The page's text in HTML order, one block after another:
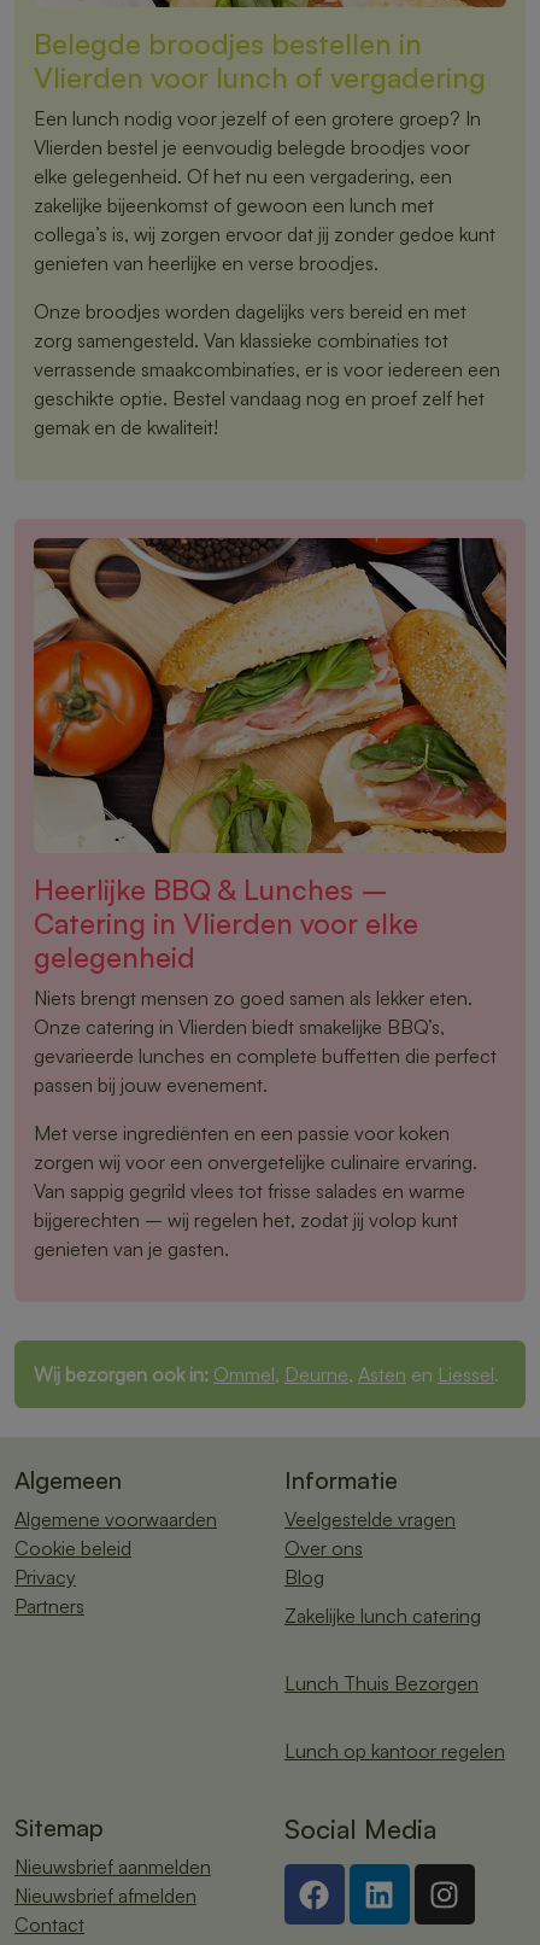
Belegde broodjes bestellen in
Vlierden voor lunch of vergadering
Een lunch nodig voor jezelf of een grotere groep? In
Vlierden bestel je eenvoudig belegde broodjes voor
elke gelegenheid. Of het nu een vergadering, een
zakelijke bijeenkomst of gewoon een lunch met
collega’s is, wij zorgen ervoor dat jij zonder gedoe kunt
genieten van heerlijke en verse broodjes.
Onze broodjes worden dagelijks vers bereid en met
zorg samengesteld. Van klassieke combinaties tot
verrassende smaakcombinaties, er is voor iedereen een
geschikte optie. Bestel vandaag nog en proef zelf het
gemak en de kwaliteit!
Heerlijke BBQ & Lunches –
Catering in Vlierden voor elke
gelegenheid
Niets brengt mensen zo goed samen als lekker eten.
Onze catering in Vlierden biedt smakelijke BBQ’s,
gevarieerde lunches en complete buffetten die perfect
passen bij jouw evenement.
Met verse ingrediënten en een passie voor koken
zorgen wij voor een onvergetelijke culinaire ervaring.
Van sappig gegrild vlees tot frisse salades en warme
bijgerechten – wij regelen het, zodat jij volop kunt
genieten van je gasten.
Wij bezorgen ook in: Ommel, Deurne, Asten en Liessel.
Algemeen
Algemene voorwaarden
Cookie beleid
Privacy
Partners
Informatie
Veelgestelde vragen
Over ons
Blog
Zakelijke lunch catering
Lunch Thuis Bezorgen
Lunch op kantoor regelen
Sitemap
Nieuwsbrief aanmelden
Nieuwsbrief afmelden
Contact
Social Media